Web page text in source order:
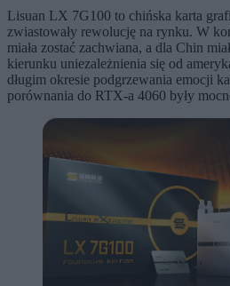
Lisuan LX 7G100 to chińska karta
zwiastowały rewolucję na rynku. W
miała zostać zachwiana, a dla Chin
kierunku uniezależnienia się od
długim okresie podgrzewania emocji
porównania do RTX-a 4060 były